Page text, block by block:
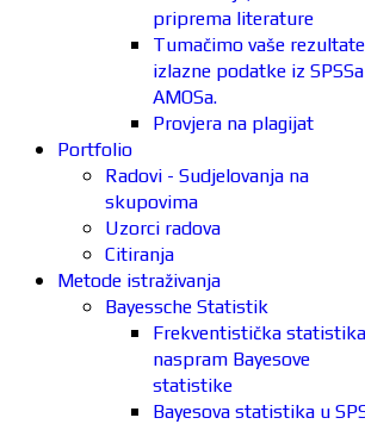
priprema literature
Tumačimo vaše
izlazne podatke iz
AMOSa.
Provjera na plagijat
Portfolio
Radovi - Sudjelovanja na
skupovima
Uzorci radova
Citiranja
Metode istraživanja
Bayessche Statistik
Frekventistička statistika
naspram Bayesove
statistike
Bayesova statistika u